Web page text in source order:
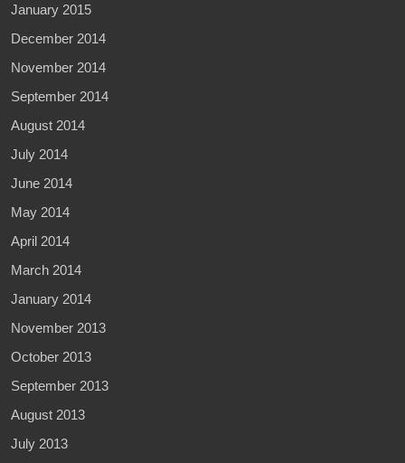
January 2015
December 2014
November 2014
September 2014
August 2014
July 2014
June 2014
May 2014
April 2014
March 2014
January 2014
November 2013
October 2013
September 2013
August 2013
July 2013